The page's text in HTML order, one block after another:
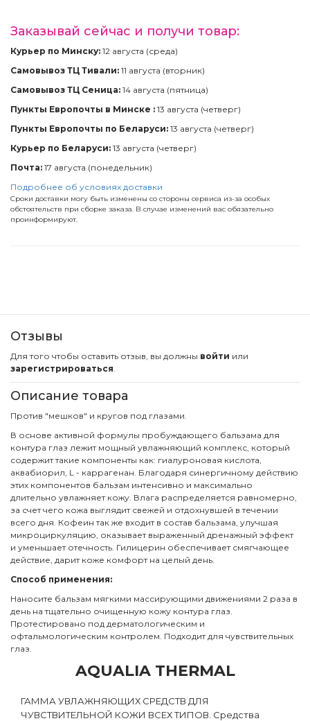
Заказывай сейчас и получи товар:
Курьер по Минску: 12 августа (среда)
Самовывоз ТЦ Тивали: 11 августа (вторник)
Самовывоз ТЦ Сеница: 14 августа (пятница)
Пункты Европочты в Минске : 13 августа (четверг)
Пункты Европочты по Беларуси: 13 августа (четверг)
Курьер по Беларуси: 13 августа (четверг)
Почта: 17 августа (понедельник)
Подробнее об условиях доставки
Сроки доставки могу быть изменены со стороны сервиса из-за особых
обстоятельств при сборке заказа. В случае изменений вас обязательно
проинформируют.
Отзывы
Для того чтобы оставить отзыв, вы должны войти или
зарегистрироваться.
Описание товара
Против "мешков" и кругов под глазами.
В основе активной формулы пробуждающего бальзама для
контура глаз лежит мощный увлажняющий комплекс, который
содержит такие компоненты как: гиалуроновая кислота,
аквабиорил, L - каррагенан. Благодаря синергичному действию
этих компонентов бальзам интенсивно и максимально
длительно увлажняет кожу. Влага распределяется равномерно,
за счет чего кожа выглядит свежей и отдохнувшей в течении
всего дня. Кофеин так же входит в состав бальзама, улучшая
микроциркуляцию, оказывает выраженный дренажный эффект
и уменьшает отечность. Гилицерин обеспечивает смягчающее
действие, дарит коже комфорт на целый день.
Способ применения:
Наносите бальзам мягкими массирующими движениями 2 раза в
день на тщательно очищенную кожу контура глаз.
Протестировано под дерматологическим и
офтальмологическим контролем. Подходит для чувствительных
глаз.
AQUALIA THERMAL
ГАММА УВЛАЖНЯЮЩИХ СРЕДСТВ ДЛЯ
ЧУВСТВИТЕЛЬНОЙ КОЖИ ВСЕХ ТИПОВ. Средства